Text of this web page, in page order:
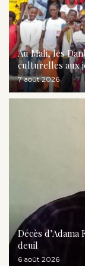
Au Mali, les
culturelles aux
7 août 2026
Décès
deuil
6 août 2026